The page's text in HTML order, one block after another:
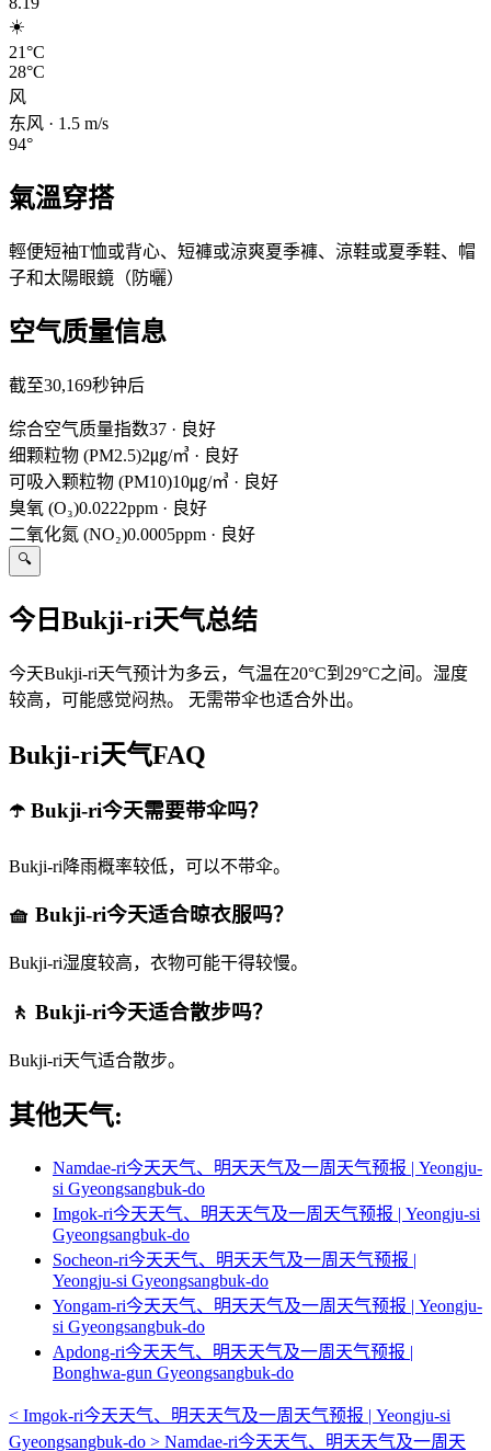
☀️
21°C
28°C
风
东风 · 1.5 m/s
94°
氣溫穿搭
輕便短袖T恤或背心、短褲或涼爽夏季褲、涼鞋或夏季鞋、帽
子和太陽眼鏡（防曬）
空气质量信息
截至30,169秒钟后
综合空气质量指数37 · 良好
细颗粒物 (PM2.5)2㎍/㎥ · 良好
可吸入颗粒物 (PM10)10㎍/㎥ · 良好
臭氧 (O₃)0.0222ppm · 良好
二氧化氮 (NO₂)0.0005ppm · 良好
🔍
今日Bukji-ri天气总结
今天Bukji-ri天气预计为多云，气温在20°C到29°C之间。湿度
较高，可能感觉闷热。 无需带伞也适合外出。
Bukji-ri天气FAQ
☂️ Bukji-ri今天需要带伞吗？
Bukji-ri降雨概率较低，可以不带伞。
🧺 Bukji-ri今天适合晾衣服吗？
Bukji-ri湿度较高，衣物可能干得较慢。
🚶 Bukji-ri今天适合散步吗？
Bukji-ri天气适合散步。
其他天气:
Namdae-ri今天天气、明天天气及一周天气预报 | Yeongju-
si Gyeongsangbuk-do
Imgok-ri今天天气、明天天气及一周天气预报 | Yeongju-si
Gyeongsangbuk-do
Socheon-ri今天天气、明天天气及一周天气预报 |
Yeongju-si Gyeongsangbuk-do
Yongam-ri今天天气、明天天气及一周天气预报 | Yeongju-
si Gyeongsangbuk-do
Apdong-ri今天天气、明天天气及一周天气预报 |
Bonghwa-gun Gyeongsangbuk-do
< Imgok-ri今天天气、明天天气及一周天气预报 | Yeongju-si
Gyeongsangbuk-do > Namdae-ri今天天气、明天天气及一周天